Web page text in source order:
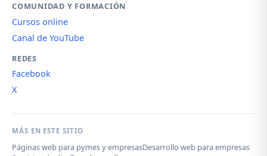
COMUNIDAD Y FORMACIÓN
Cursos online
Canal de YouTube
REDES
Facebook
X
MÁS EN ESTE SITIO
Páginas web para pymes y empresasDesarrollo web para empresas